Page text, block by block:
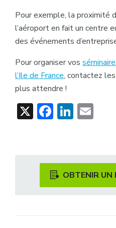
Pour exemple, la proximité
l’aéroport en fait un centre
des événements
Pour organiser vos
l’Ile de France, contactez
plus attendre !
X Facebook
OBTENIR UN